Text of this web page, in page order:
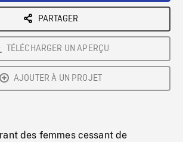
PARTAGER
TÉLÉCHARGER UN APERÇU
AJOUTER À UN PROJET
des femmes cessant de